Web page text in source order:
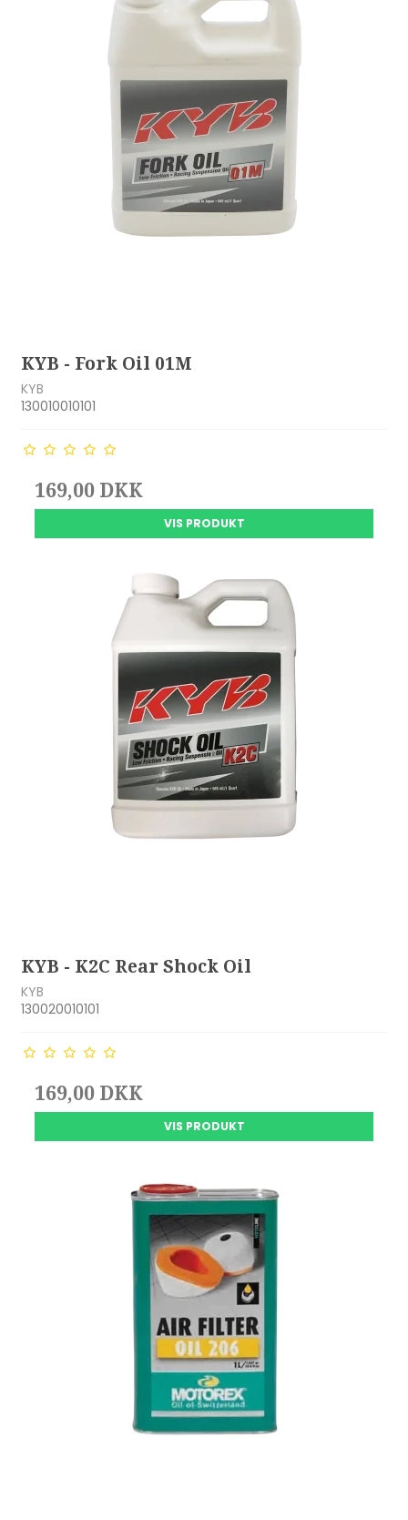
KYB - Fork Oil 01M
KYB
130010010101
169,00 DKK
VIS PRODUKT
KYB - K2C Rear Shock Oil
KYB
130020010101
169,00 DKK
VIS PRODUKT